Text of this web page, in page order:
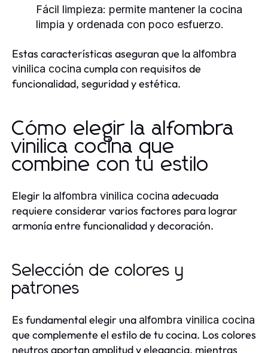
Fácil limpieza: permite mantener la cocina
limpia y ordenada con poco esfuerzo.
Estas características aseguran que la alfombra
vinilica cocina cumpla con requisitos de
funcionalidad, seguridad y estética.
Cómo elegir la alfombra
vinilica cocina que
combine con tu estilo
Elegir la alfombra vinilica cocina adecuada
requiere considerar varios factores para lograr
armonía entre funcionalidad y decoración.
Selección de colores y
patrones
Es fundamental elegir una alfombra vinilica cocina
que complemente el estilo de tu cocina. Los colores
neutros aportan amplitud y elegancia, mientras